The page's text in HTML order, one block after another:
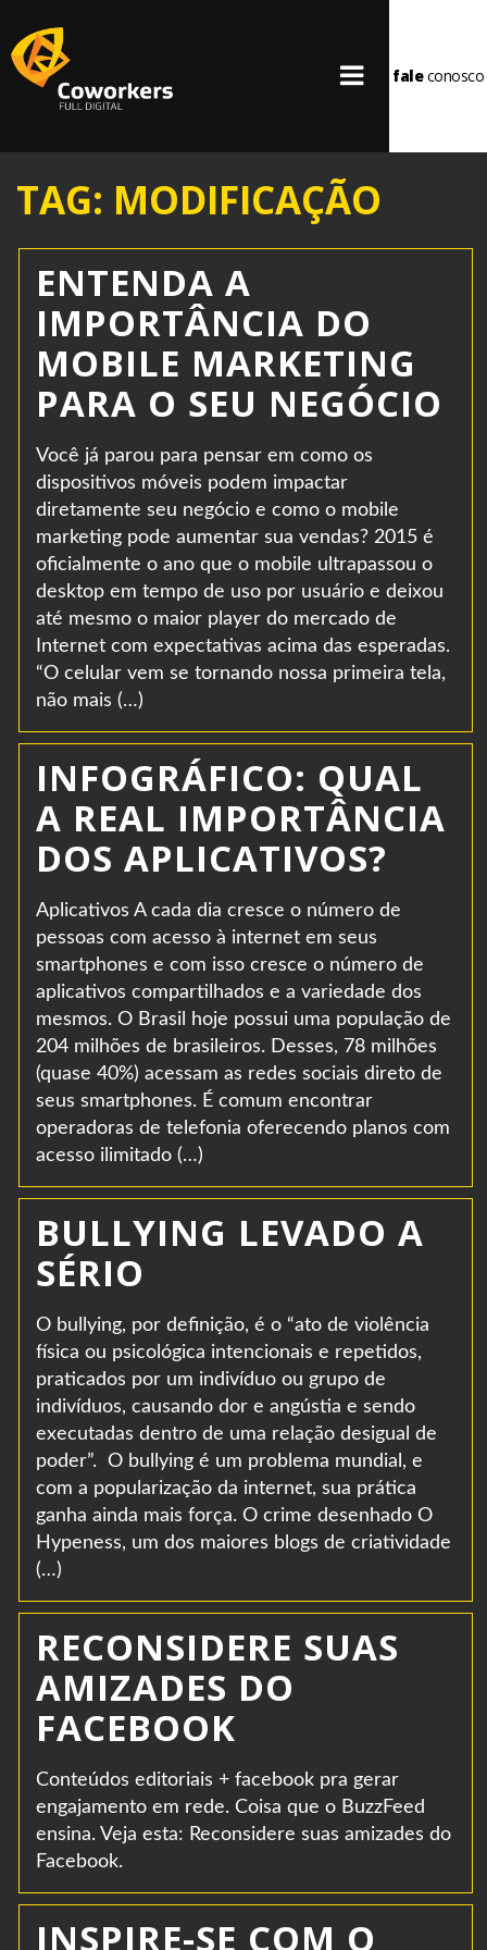
faleconosco
TAG: MODIFICAÇÃO
ENTENDA A
IMPORTÂNCIA DO
MOBILE MARKETING
PARA O SEU NEGÓCIO
Você já parou para pensar em como os
dispositivos móveis podem impactar
diretamente seu negócio e como o mobile
marketing pode aumentar sua vendas? 2015 é
oficialmente o ano que o mobile ultrapassou o
desktop em tempo de uso por usuário e deixou
até mesmo o maior player do mercado de
Internet com expectativas acima das esperadas.
“O celular vem se tornando nossa primeira tela,
não mais (…)
INFOGRÁFICO: QUAL
A REAL IMPORTÂNCIA
DOS APLICATIVOS?
Aplicativos A cada dia cresce o número de
pessoas com acesso à internet em seus
smartphones e com isso cresce o número de
aplicativos compartilhados e a variedade dos
mesmos. O Brasil hoje possui uma população de
204 milhões de brasileiros. Desses, 78 milhões
(quase 40%) acessam as redes sociais direto de
seus smartphones. É comum encontrar
operadoras de telefonia oferecendo planos com
acesso ilimitado (…)
BULLYING LEVADO A
SÉRIO
O bullying, por definição, é o “ato de violência
física ou psicológica intencionais e repetidos,
praticados por um indivíduo ou grupo de
indivíduos, causando dor e angústia e sendo
executadas dentro de uma relação desigual de
poder”. O bullying é um problema mundial, e
com a popularização da internet, sua prática
ganha ainda mais força. O crime desenhado O
Hypeness, um dos maiores blogs de criatividade
(…)
RECONSIDERE SUAS
AMIZADES DO
FACEBOOK
Conteúdos editoriais + facebook pra gerar
engajamento em rede. Coisa que o BuzzFeed
ensina. Veja esta: Reconsidere suas amizades do
Facebook.
INSPIRE-SE COM O